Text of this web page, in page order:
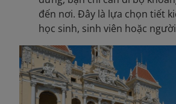
đến nơi. Đây là lựa chọn tiết
học sinh, sinh viên hoặc